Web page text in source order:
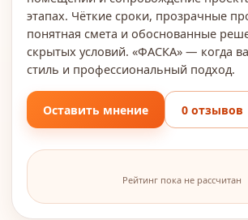
этапах. Чёткие сроки, прозрачные
понятная смета и обоснованные
скрытых условий. «ФАСКА» — когда
стиль и профессиональный подход.
Оставить мнение 0 отзывов
Рейтинг пока не рассчитан